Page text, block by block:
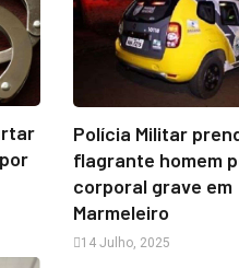
Polícia Militar
flagrante homem
corporal grave em
Marmeleiro
14 Julho, 2025